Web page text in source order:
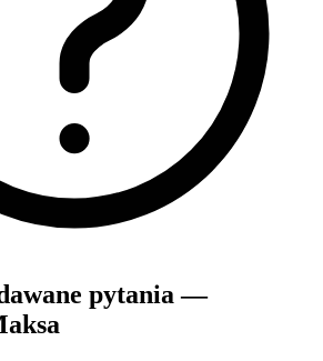
pytania —